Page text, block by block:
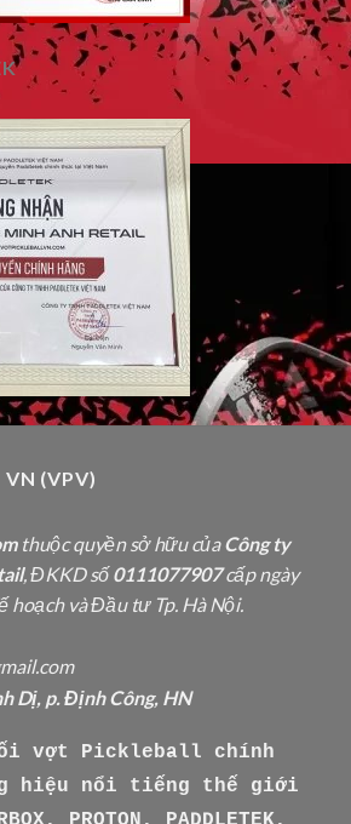
(VPV)
thuộc quyền sở hữu củaCông ty
, ĐKKD số0111077907cấp ngày
hoạch và Đầu tư Tp. Hà Nội.
Dị, p. Định Công, HN
vợt Pickleball chính
hiệu nổi tiếng thế giới